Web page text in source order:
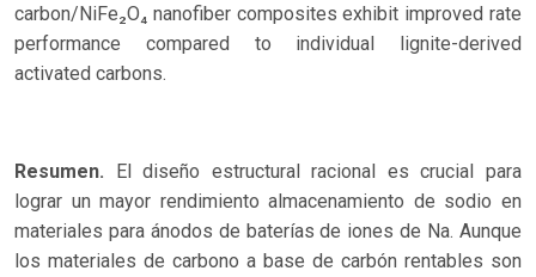
carbon/NiFe₂O₄ nanofiber composites exhibit improved rate
performance compared to individual lignite-derived
activated carbons.
Resumen. El diseño estructural racional es crucial para
lograr un mayor rendimiento almacenamiento de sodio en
materiales para ánodos de baterías de iones de Na. Aunque
los materiales de carbono a base de carbón rentables son